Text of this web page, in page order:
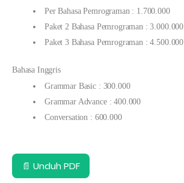
Per Bahasa Pemrograman : 1.700.000
Paket 2 Bahasa Pemrograman : 3.000.000
Paket 3 Bahasa Pemrograman : 4.500.000
Bahasa Inggris
Grammar Basic : 300.000
Grammar Advance : 400.000
Conversation : 600.000
📄 Unduh PDF